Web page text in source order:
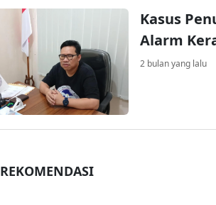
Kasus
Alarm
2 bulan yang lalu
REKOMENDASI